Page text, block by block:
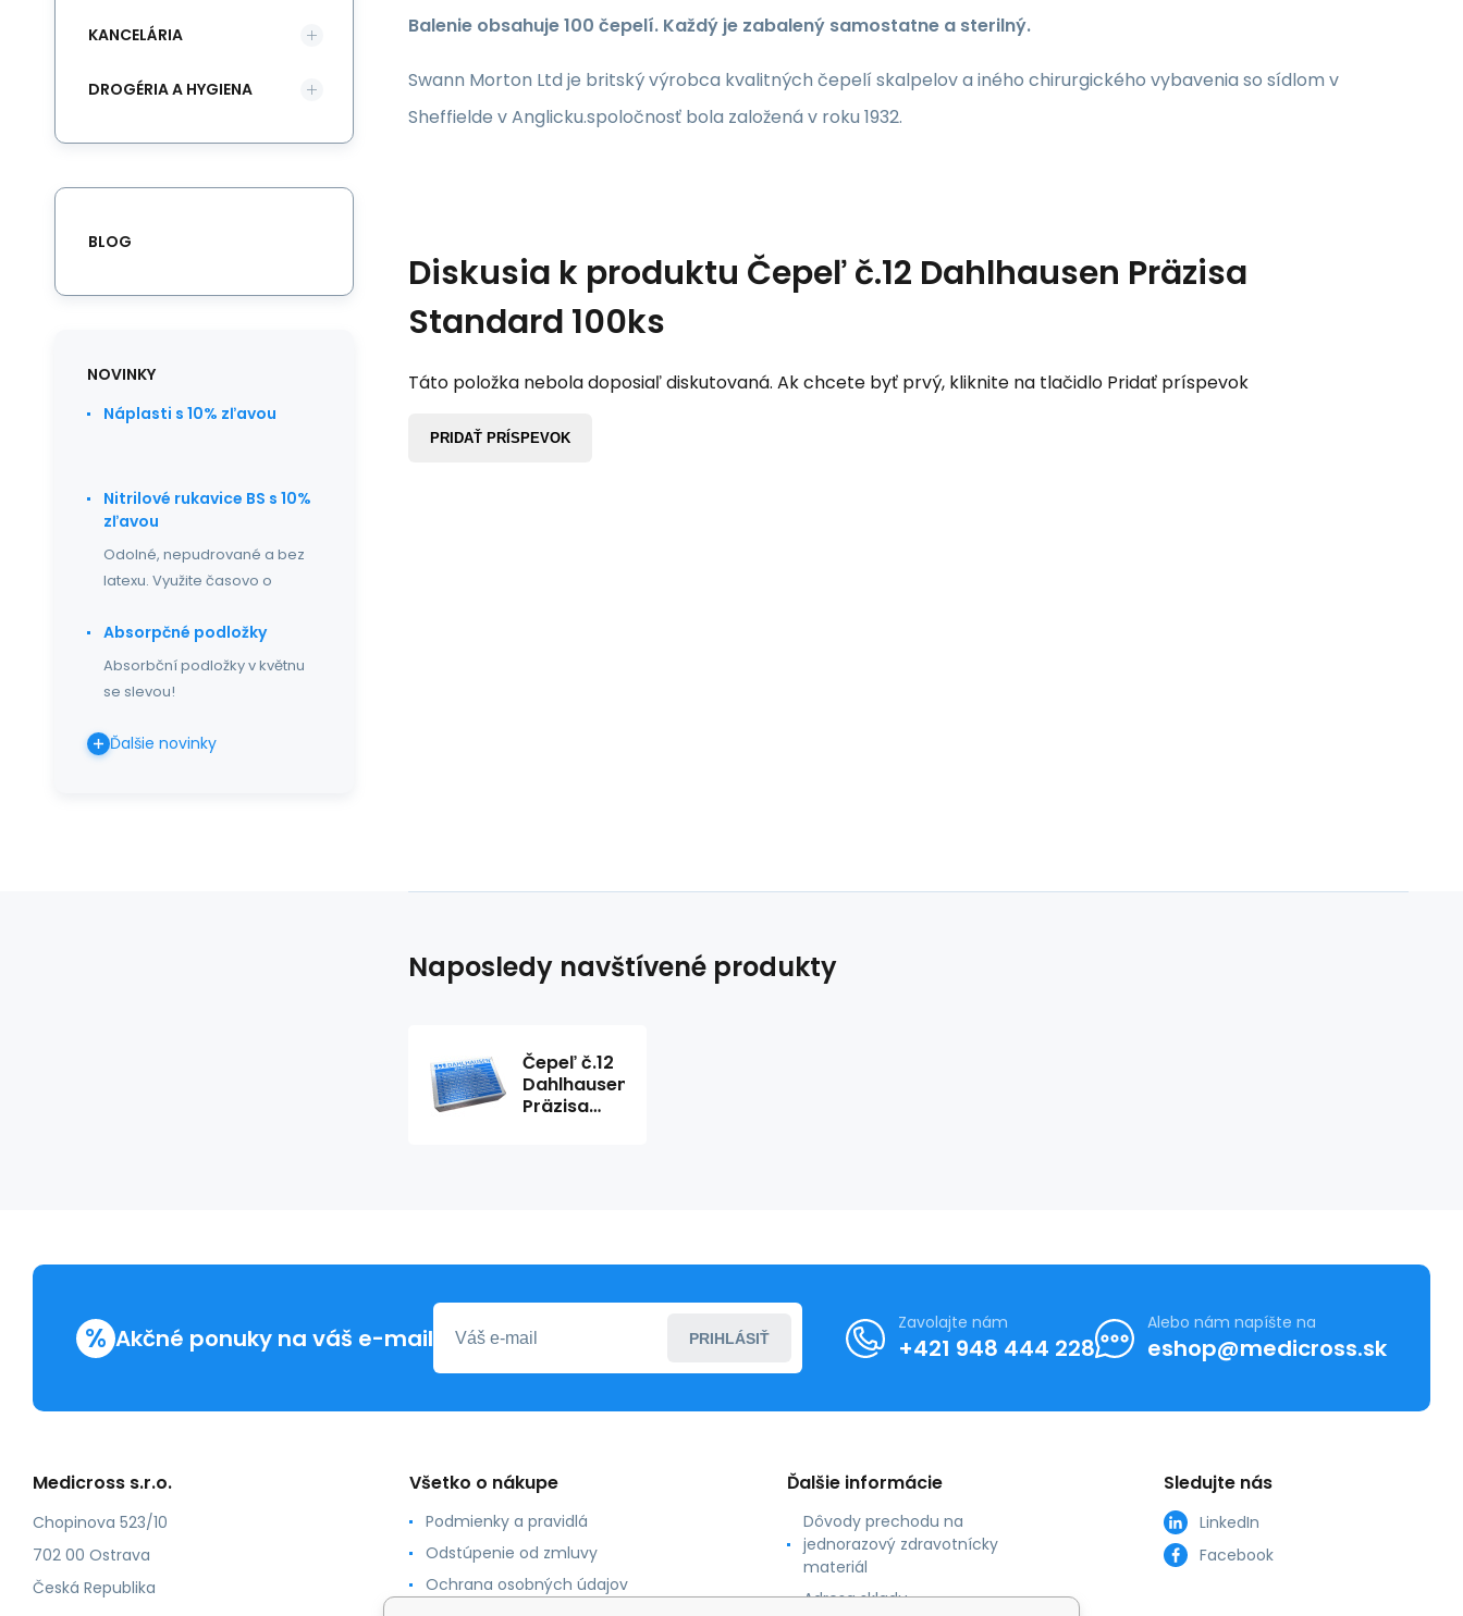
Balenie obsahuje 100 čepelí. Každý je zabalený samostatne a sterilný.
Swann Morton Ltd je britský výrobca kvalitných čepelí skalpelov a iného chirurgického vybavenia so sídlom v
Sheffielde v Anglicku.spoločnosť bola založená v roku 1932.
Diskusia k produktu Čepeľ č.12 Dahlhausen Präzisa
Standard 100ks
Táto položka nebola doposiaľ diskutovaná. Ak chcete byť prvý, kliknite na tlačidlo Pridať príspevok
PRIDAŤ PRÍSPEVOK
KANCELÁRIA
DROGÉRIA A HYGIENA
BLOG
NOVINKY
Náplasti s 10% zľavou
Nitrilové rukavice BS s 10%
zľavou
Odolné, nepudrované a bez
latexu. Využite časovo o
Absorpčné podložky
Absorbční podložky v květnu
se slevou!
Ďalšie novinky
Naposledy navštívené produkty
Čepeľ č.12
Dahlhausen
Präzisa
% Akčné ponuky na váš e-mail PRIHLÁSIŤ
Zavolajte nám
+421 948 444 228
Alebo nám napíšte na
eshop@medicross.sk
Medicross s.r.o.
Chopinova 523/10
702 00 Ostrava
Česká Republika
Všetko o nákupe
Podmienky a pravidlá
Odstúpenie od zmluvy
Ochrana osobných údajov
Ďalšie informácie
Dôvody prechodu na
jednorazový zdravotnícky
materiál
Adresa skladu
Sledujte nás
LinkedIn
Facebook